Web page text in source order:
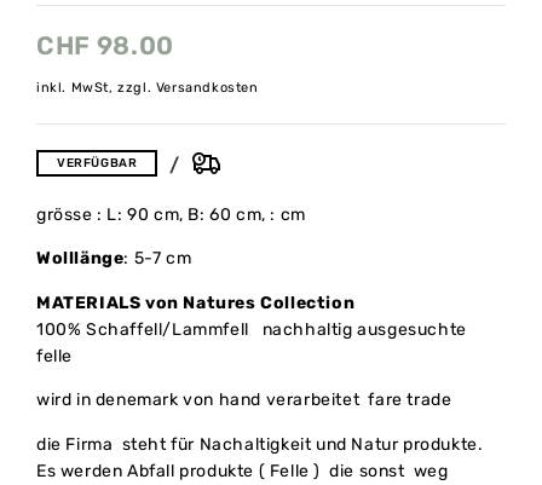
CHF 98.00
inkl. MwSt, zzgl. Versandkosten
VERFÜGBAR
grösse : L: 90 cm, B: 60 cm, : cm
Wolllänge: 5-7 cm
MATERIALS von Natures Collection
100% Schaffell/Lammfell nachhaltig ausgesuchte
felle
wird in denemark von hand verarbeitet fare trade
die Firma steht für Nachaltigkeit und Natur produkte.
Es werden Abfall produkte ( Felle ) die sonst weg